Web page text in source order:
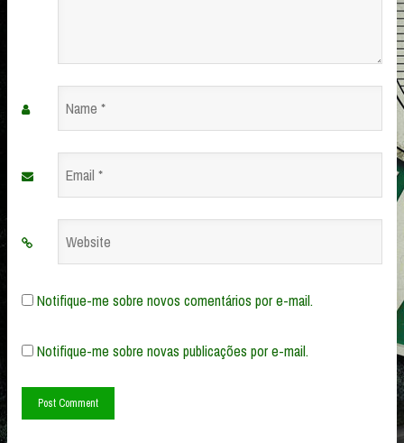
Name
Email
Website
Notifique-me sobre novos comentários por e-mail.
Notifique-me sobre novas publicações por e-mail.